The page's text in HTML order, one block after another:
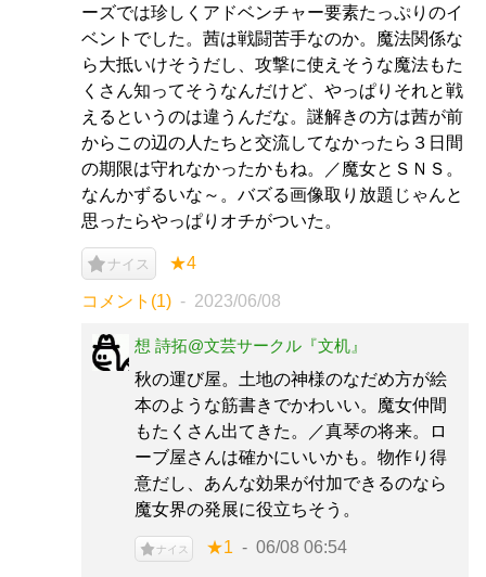
ーズでは珍しくアドベンチャー要素たっぷりのイ
ベントでした。茜は戦闘苦手なのか。魔法関係な
ら大抵いけそうだし、攻撃に使えそうな魔法もた
くさん知ってそうなんだけど、やっぱりそれと戦
えるというのは違うんだな。謎解きの方は茜が前
からこの辺の人たちと交流してなかったら３日間
の期限は守れなかったかもね。／魔女とＳＮＳ。
なんかずるいな～。バズる画像取り放題じゃんと
思ったらやっぱりオチがついた。
ナイス ★4
コメント(1) 2023/06/08
想 詩拓@文芸サークル『文机』
秋の運び屋。土地の神様のなだめ方が絵
本のような筋書きでかわいい。魔女仲間
もたくさん出てきた。／真琴の将来。ロ
ーブ屋さんは確かにいいかも。物作り得
意だし、あんな効果が付加できるのなら
魔女界の発展に役立ちそう。
ナイス ★1 06/08 06:54